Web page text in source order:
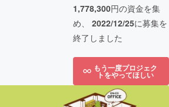
1,778,300円の資金を集
め、 2022/12/25に募集を
終了しました
もう一度プロジェク
トをやってほしい